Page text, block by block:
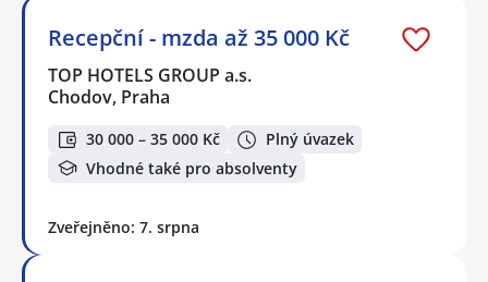
Recepční - mzda až 35 000 Kč
TOP HOTELS GROUP a.s.
Chodov, Praha
30 000 – 35 000 Kč
Plný úvazek
Vhodné také pro absolventy
Zveřejněno: 7. srpna